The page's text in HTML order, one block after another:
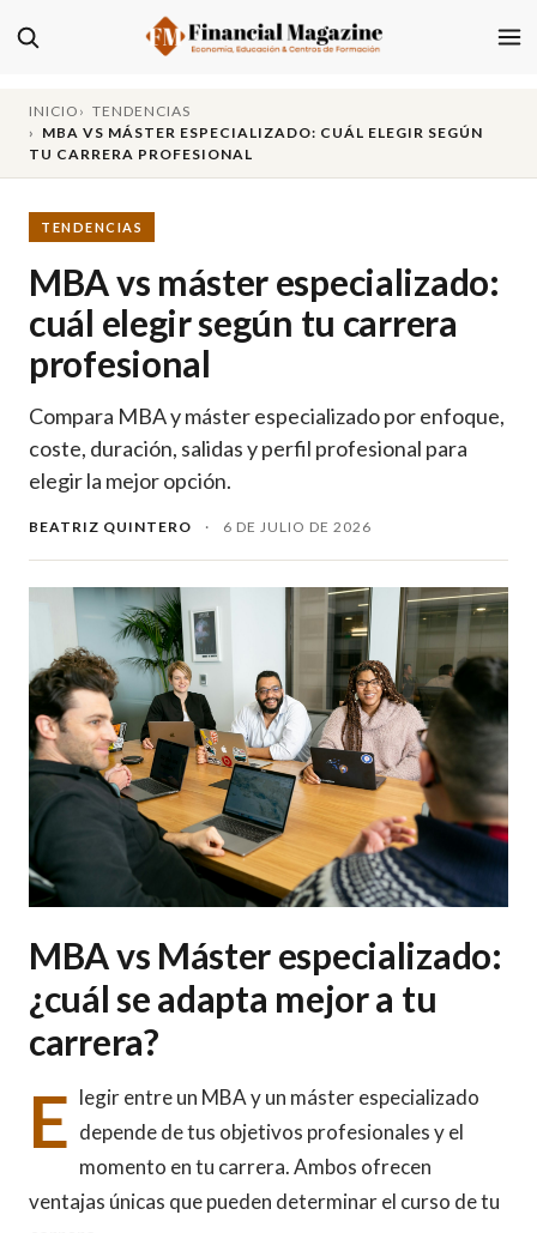
INICIO
TENDENCIAS
MBA VS MÁSTER ESPECIALIZADO: CUÁL ELEGIR SEGÚN
TU CARRERA PROFESIONAL
TENDENCIAS
MBA vs máster especializado:
cuál elegir según tu carrera
profesional
Compara MBA y máster especializado por enfoque,
coste, duración, salidas y perfil profesional para
elegir la mejor opción.
BEATRIZ QUINTERO · 6 DE JULIO DE 2026
MBA vs Máster especializado:
¿cuál se adapta mejor a tu
carrera?
E legir entre un MBA y un máster especializado
depende de tus objetivos profesionales y el
momento en tu carrera. Ambos ofrecen
ventajas únicas que pueden determinar el curso de tu